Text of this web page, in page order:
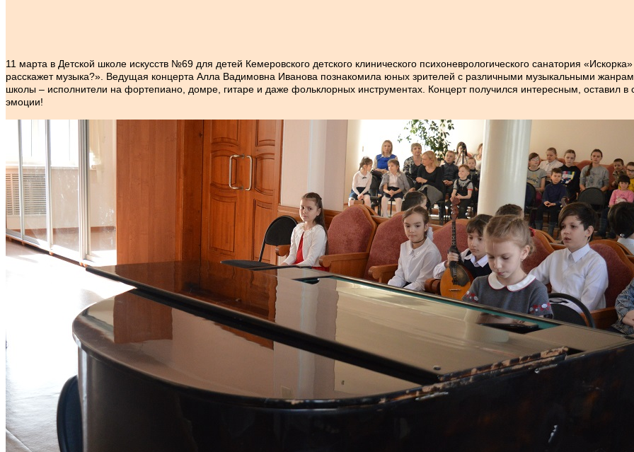
11 марта в Детской школе искусств №69 для детей Кемеровского детского клинического психоневрологического санатория
расскажет музыка?». Ведущая концерта Алла Вадимовна Иванова познакомила юных зрителей с различными музыкальными
школы – исполнители на фортепиано, домре, гитаре и даже фольклорных инструментах. Концерт получился интересным, оставил в
эмоции!